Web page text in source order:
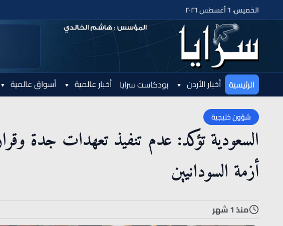
الخميس، ٦ أغسطس ٢٠٢٦
الرئيسية أخبار الأردن بودكاست سرايا أخبار عالمية أسواق عالمية
شؤون خليجية
السعودية تؤكد: عدم تنفيذ تعهدات جدة
أزمة السودانيين
منذ 1 شهر